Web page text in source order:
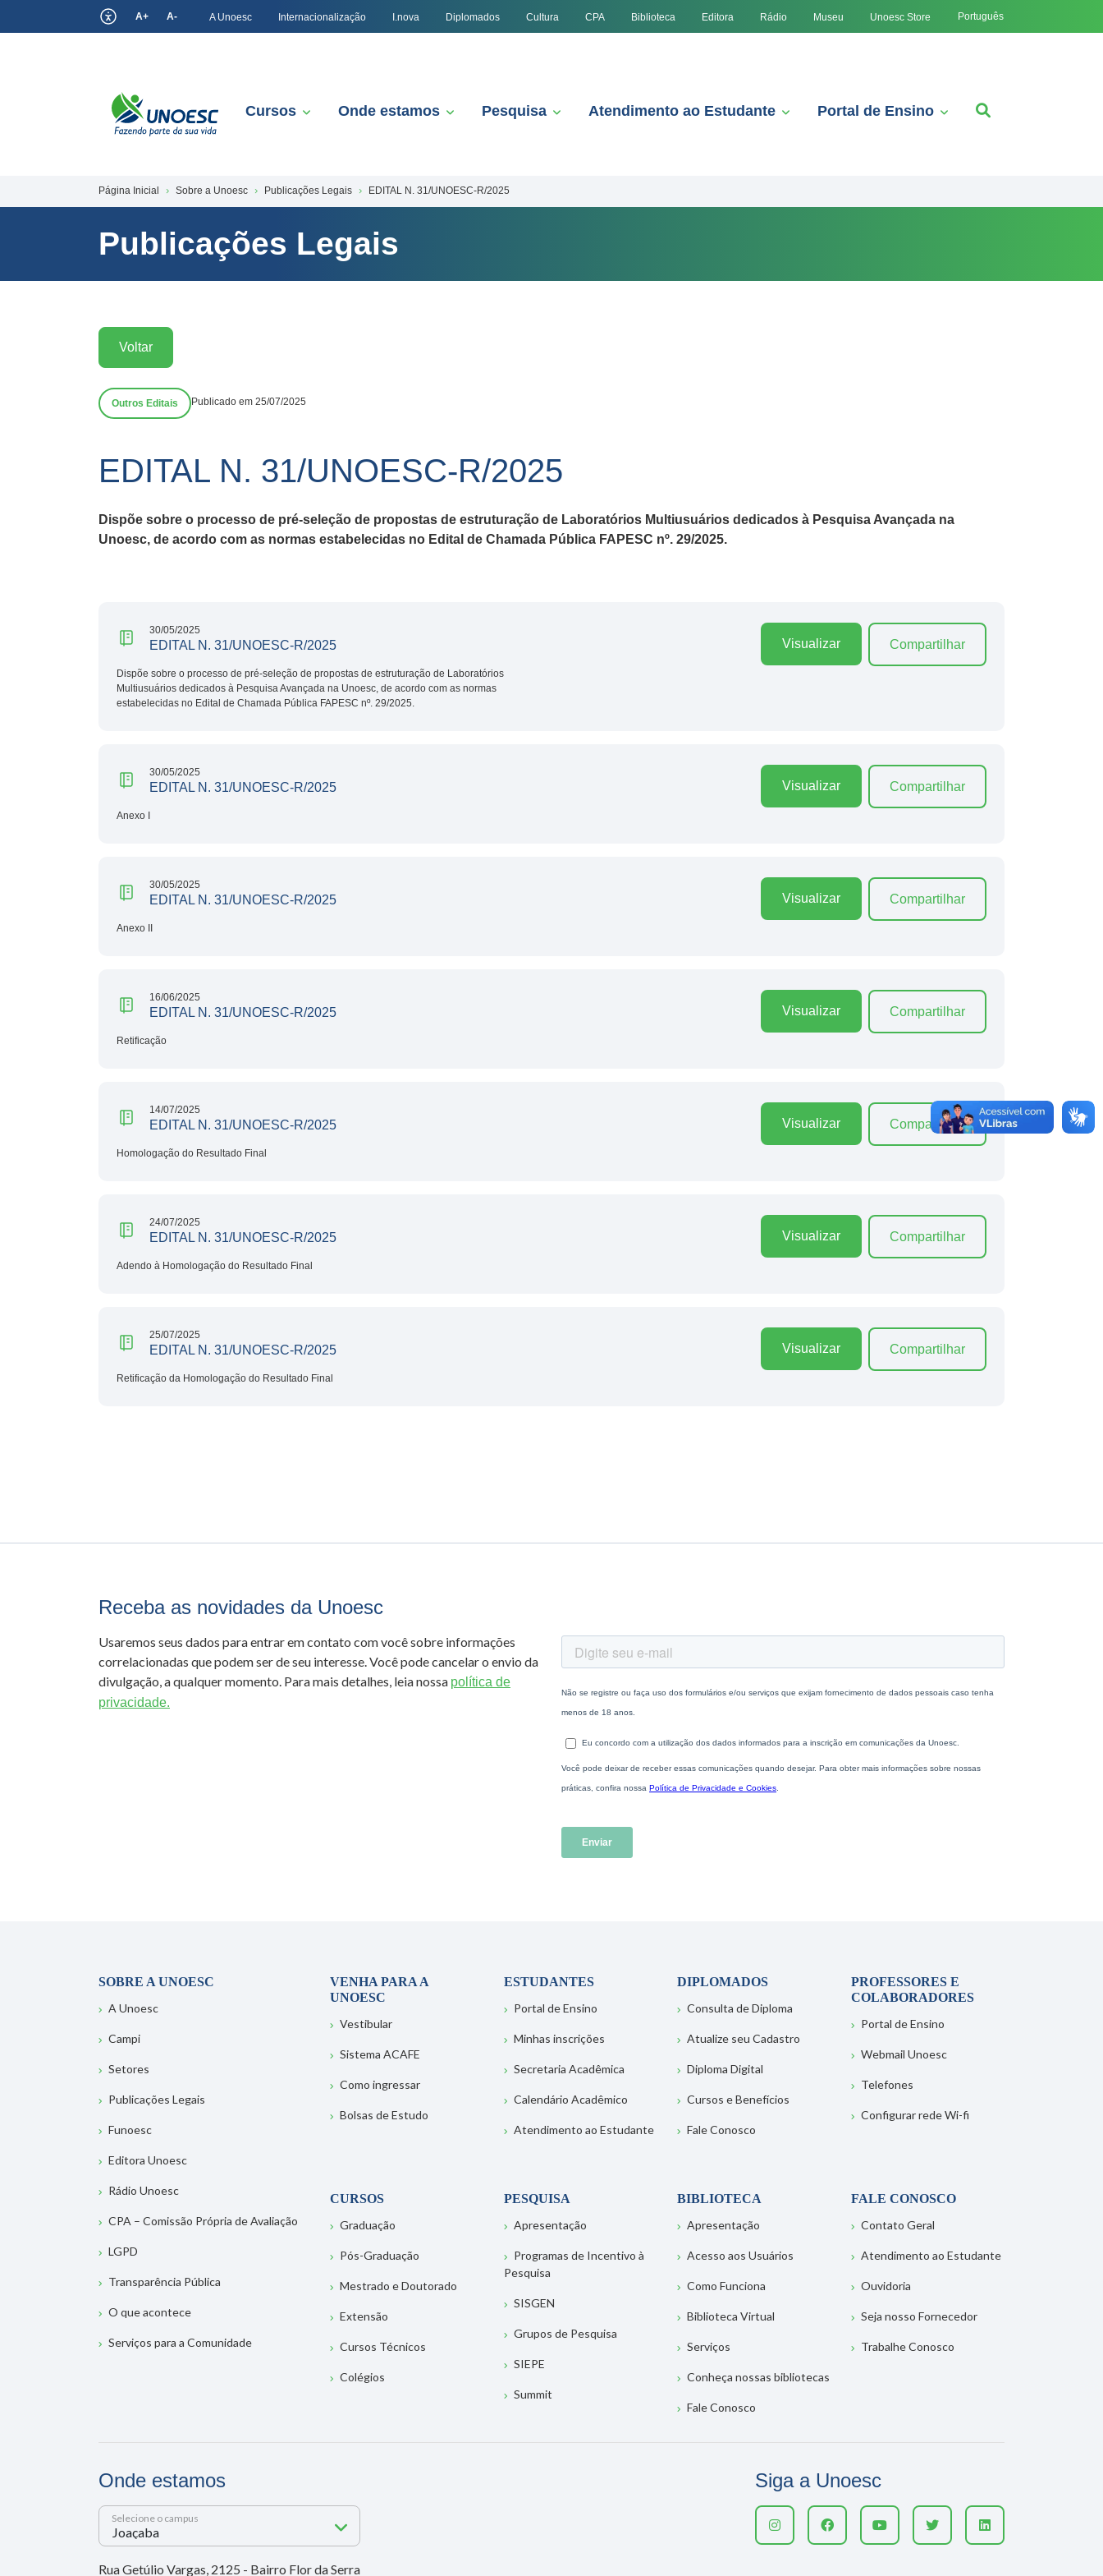
A+ A- A Unoesc Internacionalização I.nova Diplomados Cultura CPA Biblioteca Editora Rádio Museu Unoesc Store Português
Cursos Onde estamos Pesquisa Atendimento ao Estudante Portal de Ensino
Página Inicial Sobre a Unoesc Publicações Legais EDITAL N. 31/UNOESC-R/2025
Publicações Legais
Voltar
Outros Editais Publicado em 25/07/2025
EDITAL N. 31/UNOESC-R/2025
Dispõe sobre o processo de pré-seleção de propostas de estruturação de Laboratórios Multiusuários dedicados à Pesquisa Avançada na
Unoesc, de acordo com as normas estabelecidas no Edital de Chamada Pública FAPESC nº. 29/2025.
30/05/2025
EDITAL N. 31/UNOESC-R/2025
Dispõe sobre o processo de pré-seleção de propostas de estruturação de Laboratórios
Multiusuários dedicados à Pesquisa Avançada na Unoesc, de acordo com as normas
estabelecidas no Edital de Chamada Pública FAPESC nº. 29/2025.
Visualizar Compartilhar
30/05/2025
EDITAL N. 31/UNOESC-R/2025
Anexo I
Visualizar Compartilhar
30/05/2025
EDITAL N. 31/UNOESC-R/2025
Anexo II
Visualizar Compartilhar
16/06/2025
EDITAL N. 31/UNOESC-R/2025
Retificação
Visualizar Compartilhar
14/07/2025
EDITAL N. 31/UNOESC-R/2025
Homologação do Resultado Final
Visualizar Compartilhar
24/07/2025
EDITAL N. 31/UNOESC-R/2025
Adendo à Homologação do Resultado Final
Visualizar Compartilhar
25/07/2025
EDITAL N. 31/UNOESC-R/2025
Retificação da Homologação do Resultado Final
Visualizar Compartilhar
Receba as novidades da Unoesc
Usaremos seus dados para entrar em contato com você sobre informações
correlacionadas que podem ser de seu interesse. Você pode cancelar o envio da
divulgação, a qualquer momento. Para mais detalhes, leia nossa política de
privacidade.
SOBRE A UNOESC
A Unoesc
Campi
Setores
Publicações Legais
Funoesc
Editora Unoesc
Rádio Unoesc
CPA – Comissão Própria de Avaliação
LGPD
Transparência Pública
O que acontece
Serviços para a Comunidade
VENHA PARA A
UNOESC
Vestibular
Sistema ACAFE
Como ingressar
Bolsas de Estudo
ESTUDANTES
Portal de Ensino
Minhas inscrições
Secretaria Acadêmica
Calendário Acadêmico
Atendimento ao Estudante
DIPLOMADOS
Consulta de Diploma
Atualize seu Cadastro
Diploma Digital
Cursos e Benefícios
Fale Conosco
PROFESSORES E
COLABORADORES
Portal de Ensino
Webmail Unoesc
Telefones
Configurar rede Wi-fi
CURSOS
Graduação
Pós-Graduação
Mestrado e Doutorado
Extensão
Cursos Técnicos
Colégios
PESQUISA
Apresentação
Programas de Incentivo à
Pesquisa
SISGEN
Grupos de Pesquisa
SIEPE
Summit
BIBLIOTECA
Apresentação
Acesso aos Usuários
Como Funciona
Biblioteca Virtual
Serviços
Conheça nossas bibliotecas
Fale Conosco
FALE CONOSCO
Contato Geral
Atendimento ao Estudante
Ouvidoria
Seja nosso Fornecedor
Trabalhe Conosco
Onde estamos
Selecione o campus
Rua Getúlio Vargas, 2125 - Bairro Flor da Serra
Siga a Unoesc